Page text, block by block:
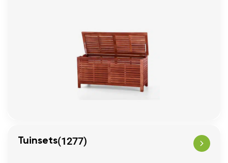
Tuinsets(1277)